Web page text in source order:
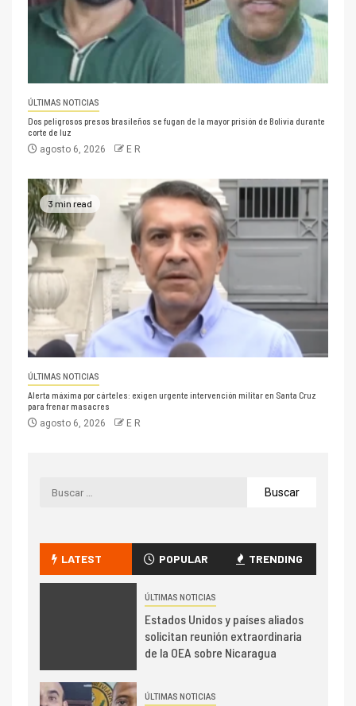
ÚLTIMAS NOTICIAS
Dos peligrosos presos brasileños se fugan de la mayor prisión de Bolivia durante
corte de luz
agosto 6, 2026 E R
3 min read
ÚLTIMAS NOTICIAS
Alerta máxima por cárteles: exigen urgente intervención militar en Santa Cruz
para frenar masacres
agosto 6, 2026 E R
LATEST POPULAR TRENDING
ÚLTIMAS NOTICIAS
Estados Unidos y países aliados
solicitan reunión extraordinaria
de la OEA sobre Nicaragua
ÚLTIMAS NOTICIAS